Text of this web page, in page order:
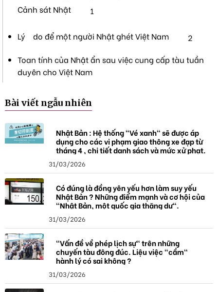
Cảnh sát Nhật
1
Lý do để một người Nhật ghét Việt Nam
2
Toan tính của Nhật ẩn sau việc cung cấp tàu tuần
duyên cho Việt Nam
Bài viết ngẫu nhiên
Nhật Bản : Hệ thống "Vé xanh" sẽ được áp
dụng cho các vi phạm giao thông xe đạp từ
tháng 4 , chi tiết danh sách và mức xử phạt.
31/03/2026
Có đúng là đồng yên yếu hơn làm suy yếu
Nhật Bản ? Những điểm mạnh và cơ hội của
"Nhật Bản, một quốc gia thặng dư".
31/03/2026
"Vấn đề về phép lịch sự" trên những
chuyến tàu đông đúc. Liệu việc "cầm"
hành lý có sai không ?
31/03/2026